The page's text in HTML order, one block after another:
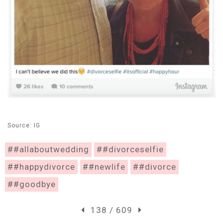
Source: IG
##allaboutwedding
##divorceselfie
##happydivorce
##newlife
##divorce
##goodbye
138 / 609